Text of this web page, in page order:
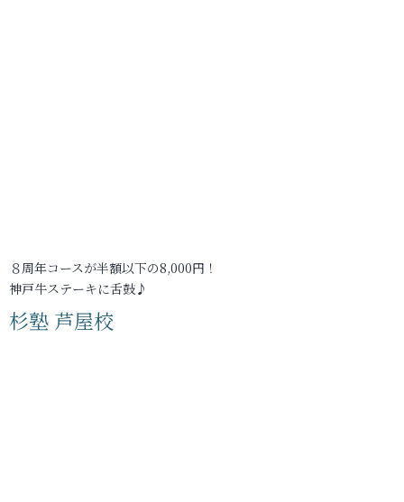
８周年コースが半額以下の8,000円！
神戸牛ステーキに舌鼓♪
杉塾 芦屋校